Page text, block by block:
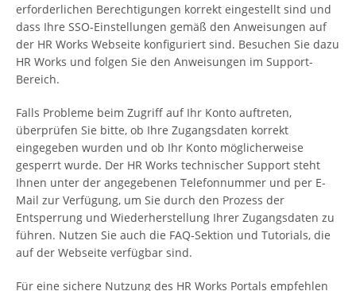
erforderlichen Berechtigungen korrekt eingestellt sind und
dass Ihre SSO-Einstellungen gemäß den Anweisungen auf
der HR Works Webseite konfiguriert sind. Besuchen Sie dazu
HR Works und folgen Sie den Anweisungen im Support-
Bereich.
Falls Probleme beim Zugriff auf Ihr Konto auftreten,
überprüfen Sie bitte, ob Ihre Zugangsdaten korrekt
eingegeben wurden und ob Ihr Konto möglicherweise
gesperrt wurde. Der HR Works technischer Support steht
Ihnen unter der angegebenen Telefonnummer und per E-
Mail zur Verfügung, um Sie durch den Prozess der
Entsperrung und Wiederherstellung Ihrer Zugangsdaten zu
führen. Nutzen Sie auch die FAQ-Sektion und Tutorials, die
auf der Webseite verfügbar sind.
Für eine sichere Nutzung des HR Works Portals empfehlen